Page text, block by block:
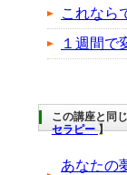
これなら
１週間で
この講座と同
セラピー】
あなたの